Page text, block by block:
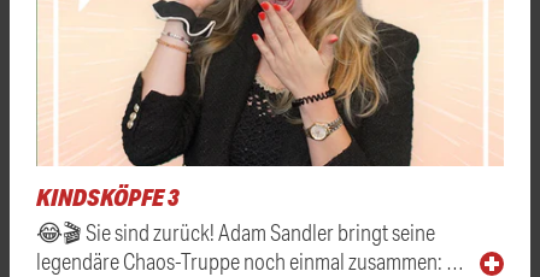
KINDSKÖPFE 3
😂🎬 Sie sind zurück! Adam Sandler bringt seine
legendäre Chaos-Truppe noch einmal zusammen: …